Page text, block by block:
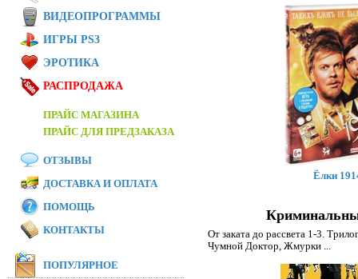
Ёлки
От заката до рассвета 1-3.
Чумной Доктор, Жмурки ...
ВИДЕОПРОГРАММЫ
ИГРЫ PS3
ЭРОТИКА
РАСПРОДАЖА
ПРАЙС МАГАЗИНА
ПРАЙС ДЛЯ ПРЕДЗАКАЗА
ОТЗЫВЫ
ДОСТАВКА И ОПЛАТА
ПОМОЩЬ
КОНТАКТЫ
ПОПУЛЯРНОЕ